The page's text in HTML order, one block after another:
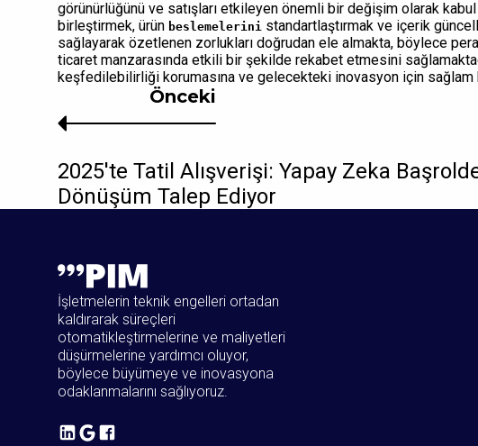
görünürlüğünü ve satışları etkileyen önemli bir değişim olarak
birleştirmek, ürün beslemelerini standartlaştırmak ve içerik
sağlayarak özetlenen zorlukları doğrudan ele almakta, böylece
ticaret manzarasında etkili bir şekilde rekabet etmesini
keşfedilebilirliği korumasına ve gelecekteki inovasyon için sağlam
Önceki
2025'te Tatil Alışverişi: Yapay Zeka
Dönüşüm Talep Ediyor
İşletmelerin teknik engelleri ortadan
kaldırarak süreçleri
otomatikleştirmelerine ve maliyetleri
düşürmelerine yardımcı oluyor,
böylece büyümeye ve inovasyona
odaklanmalarını sağlıyoruz.